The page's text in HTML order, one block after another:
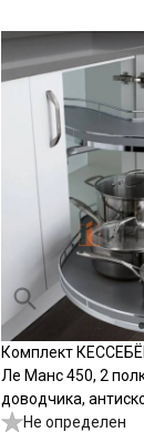
Комплект
Ле Манс 450, 2
доводчика,
H600-750мм,
Не определен